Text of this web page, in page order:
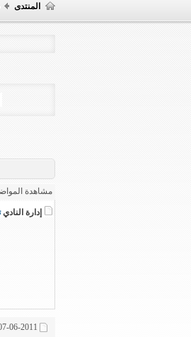
المنتدى
مشاهدة
إدارة النادي
06-2011,